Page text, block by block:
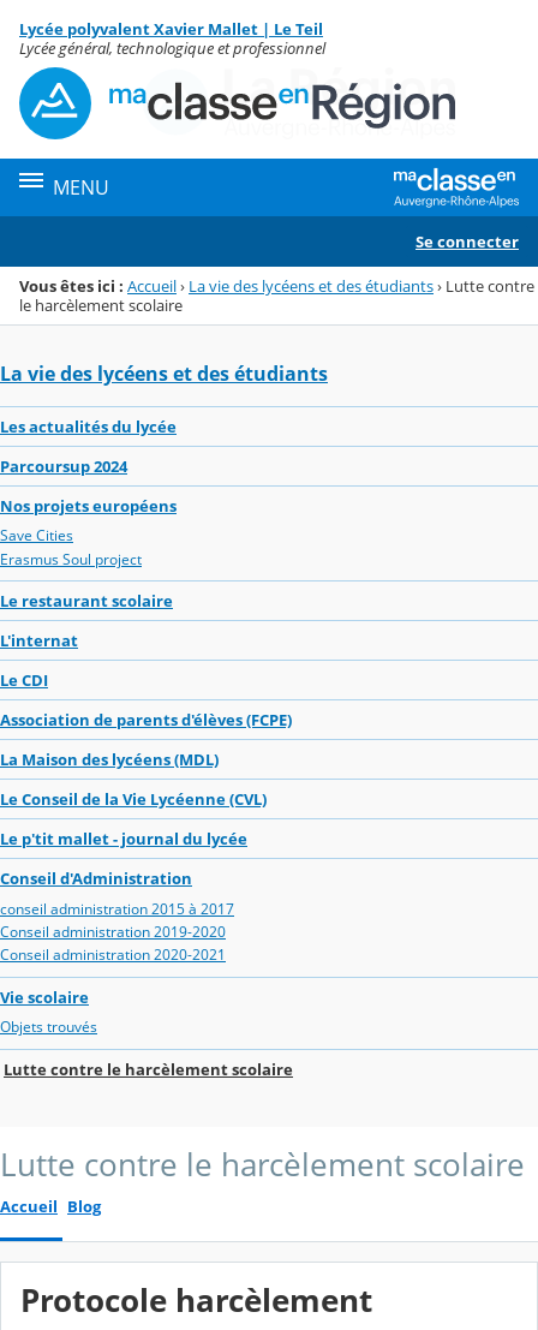
Menu de la rubrique
Contenu
Lycée polyvalent Xavier Mallet | Le Teil
Lycée général, technologique et professionnel
MENU
Se connecter
Vous êtes ici : Accueil› La vie des lycéens et des étudiants› Lutte contre
le harcèlement scolaire
La vie des lycéens et des étudiants
Les actualités du lycée
Parcoursup 2024
Nos projets européens
Save Cities
Erasmus Soul project
Le restaurant scolaire
L'internat
Le CDI
Association de parents d'élèves (FCPE)
La Maison des lycéens (MDL)
Le Conseil de la Vie Lycéenne (CVL)
Le p'tit mallet - journal du lycée
Conseil d'Administration
conseil administration 2015 à 2017
Conseil administration 2019-2020
Conseil administration 2020-2021
Vie scolaire
Objets trouvés
Lutte contre le harcèlement scolaire
Lutte contre le harcèlement scolaire
Accueil Blog
Protocole harcèlement